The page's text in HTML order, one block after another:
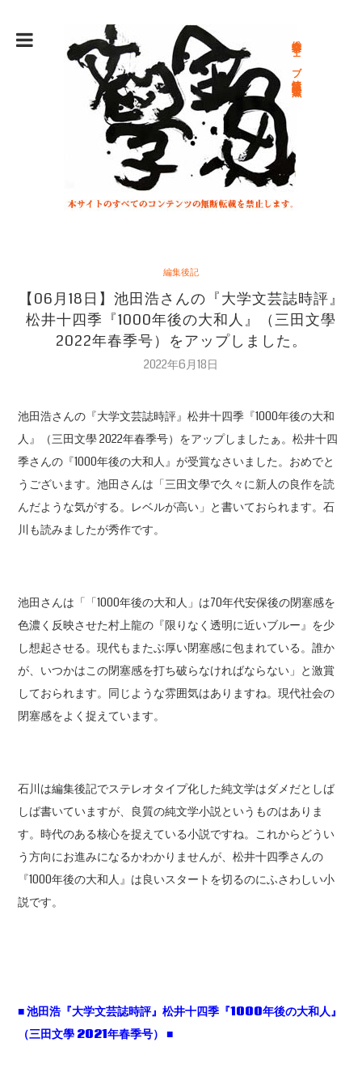
総合文学ウェブ情報誌 文学金魚
編集後記
【06月18日】池田浩さんの『大学文芸誌時評』
松井十四季『1000年後の大和人』（三田文學
2022年春季号）をアップしました。
2022年6月18日
池田浩さんの『大学文芸誌時評』松井十四季『1000年後の大和
人』（三田文學 2022年春季号）をアップしましたぁ。松井十四
季さんの『1000年後の大和人』が受賞なさいました。おめでと
うございます。池田さんは「三田文學で久々に新人の良作を読
んだような気がする。レベルが高い」と書いておられます。石
川も読みましたが秀作です。
池田さんは「「1000年後の大和人」は70年代安保後の閉塞感を
色濃く反映させた村上龍の『限りなく透明に近いブルー』を少
し想起させる。現代もまたぶ厚い閉塞感に包まれている。誰か
が、いつかはこの閉塞感を打ち破らなければならない」と激賞
しておられます。同じような雰囲気はありますね。現代社会の
閉塞感をよく捉えています。
石川は編集後記でステレオタイプ化した純文学はダメだとしば
しば書いていますが、良質の純文学小説というものはありま
す。時代のある核心を捉えている小説ですね。これからどうい
う方向にお進みになるかわかりませんが、松井十四季さんの
『1000年後の大和人』は良いスタートを切るのにふさわしい小
説です。
■ 池田浩『大学文芸誌時評』松井十四季『1000年後の大和人』
（三田文學 2021年春季号） ■